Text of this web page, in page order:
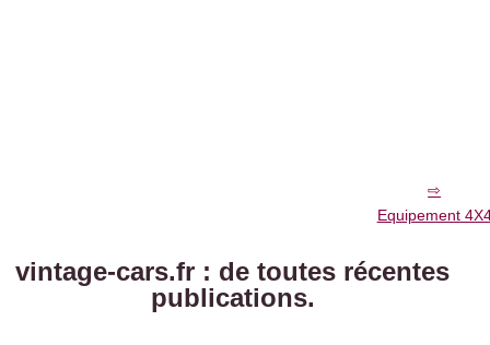
Equipement
vintage-cars.fr : de toutes récentes
publications.